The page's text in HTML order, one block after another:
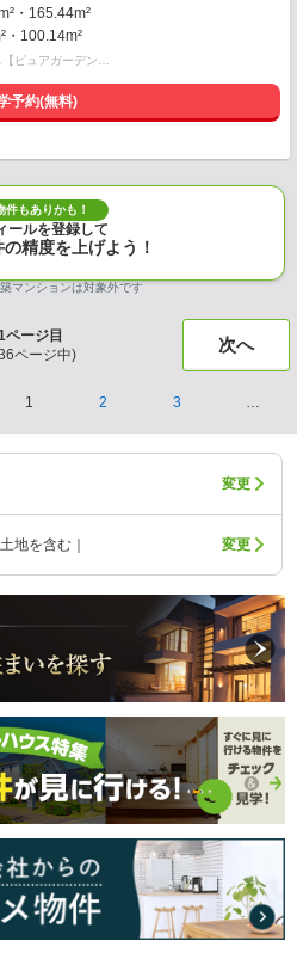
・165.44m²
・100.14m²
ピュアガーデン…
予約(無料)
件もありかも！
ールを登録して
精度を上げよう！
マンションは対象外です
ページ目
ページ中) 次へ
1 2 3 …
変更
地を含む｜ 変更